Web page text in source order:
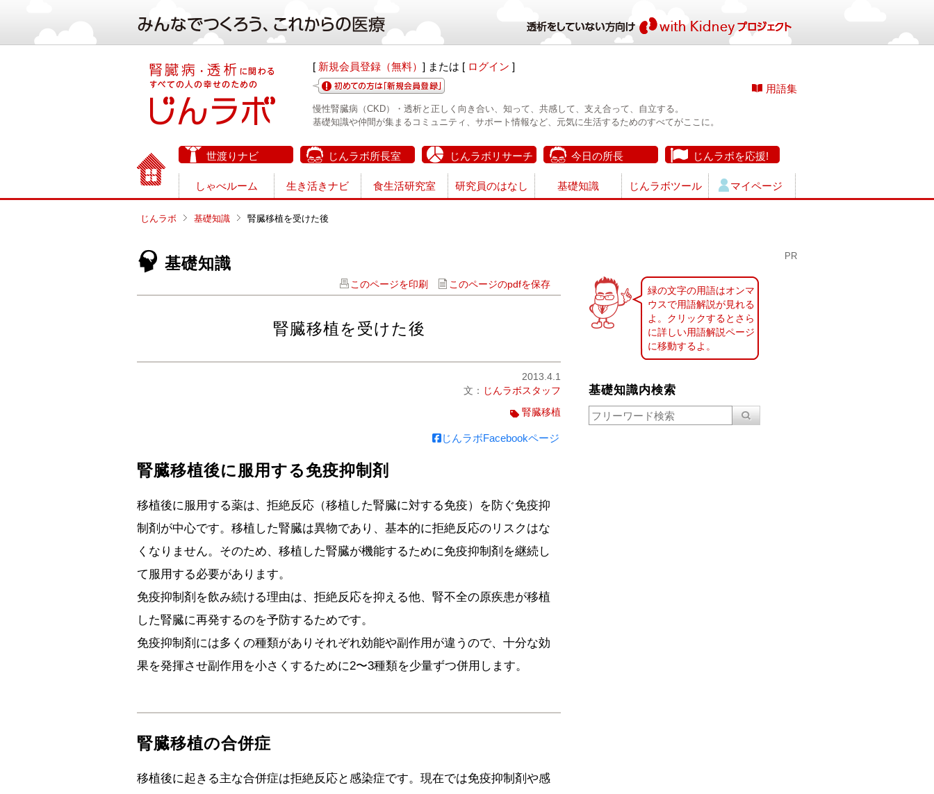
[ 新規会員登録（無料） ] または [ ログイン ]
用語集
慢性腎臓病（CKD）・透析と正しく向き合い、知って、共感して、支え合って、自立する。
基礎知識や仲間が集まるコミュニティ、サポート情報など、元気に生活するためのすべてがここに。
世渡りナビ じんラボ所長室 じんラボリサーチ 今日の所長 じんラボを応援!
しゃべルーム 生き活きナビ 食生活研究室 研究員のはなし 基礎知識 じんラボツール マイページ
じんラボ 基礎知識 腎臓移植を受けた後
基礎知識
このページを印刷 このページのpdfを保存
腎臓移植を受けた後
2013.4.1
文： じんラボスタッフ
腎臓移植
じんラボFacebookページ
腎臓移植後に服用する免疫抑制剤
移植後に服用する薬は、拒絶反応（移植した腎臓に対する免疫）を防ぐ免疫抑
制剤が中心です。移植した腎臓は異物であり、基本的に拒絶反応のリスクはな
くなりません。そのため、移植した腎臓が機能するために免疫抑制剤を継続し
て服用する必要があります。
免疫抑制剤を飲み続ける理由は、拒絶反応を抑える他、腎不全の原疾患が移植
した腎臓に再発するのを予防するためです。
免疫抑制剤には多くの種類がありそれぞれ効能や副作用が違うので、十分な効
果を発揮させ副作用を小さくするために2〜3種類を少量ずつ併用します。
腎臓移植の合併症
移植後に起きる主な合併症は拒絶反応と感染症です。現在では免疫抑制剤や感
PR
緑の文字の用語はオンマ
ウスで用語解説が見れる
よ。クリックするとさら
に詳しい用語解説ページ
に移動するよ。
基礎知識内検索